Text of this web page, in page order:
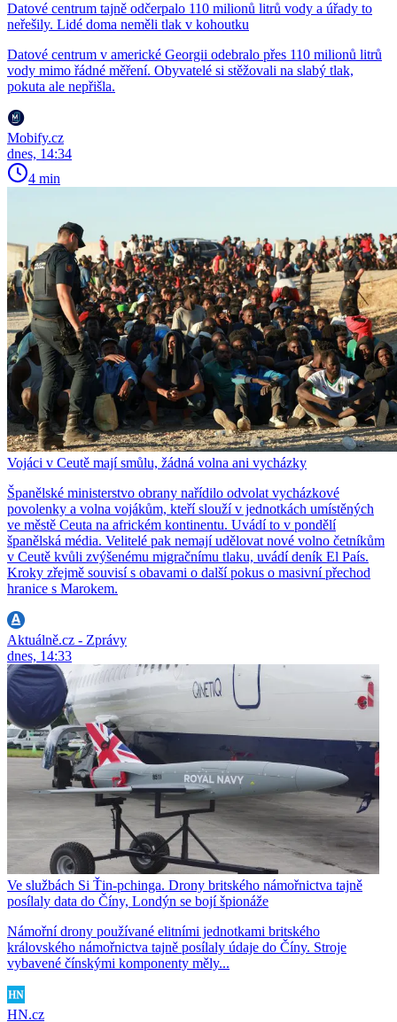
Datové centrum tajně odčerpalo 110 milionů litrů vody a úřady to
neřešily. Lidé doma neměli tlak v kohoutku
Datové centrum v americké Georgii odebralo přes 110 milionů litrů
vody mimo řádné měření. Obyvatelé si stěžovali na slabý tlak,
pokuta ale nepřišla.
Mobify.cz
dnes, 14:34
4 min
Vojáci v Ceutě mají smůlu, žádná volna ani vycházky
Španělské ministerstvo obrany nařídilo odvolat vycházkové
povolenky a volna vojákům, kteří slouží v jednotkách umístěných
ve městě Ceuta na africkém kontinentu. Uvádí to v pondělí
španělská média. Velitelé pak nemají udělovat nové volno četníkům
v Ceutě kvůli zvýšenému migračnímu tlaku, uvádí deník El País.
Kroky zřejmě souvisí s obavami o další pokus o masivní přechod
hranice s Marokem.
Aktuálně.cz - Zprávy
dnes, 14:33
Ve službách Si Ťin-pchinga. Drony britského námořnictva tajně
posílaly data do Číny, Londýn se bojí špionáže
Námořní drony používané elitními jednotkami britského
královského námořnictva tajně posílaly údaje do Číny. Stroje
vybavené čínskými komponenty měly...
HN.cz